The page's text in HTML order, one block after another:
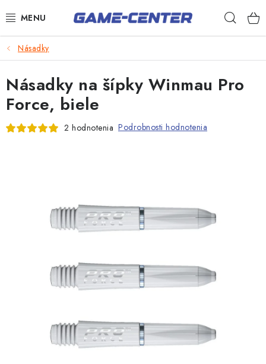
na
Šípky
Poker
Stolný futbal
Násadky
Násadky na šípky Winmau Pro
Force, biele
2 hodnotenia Podrobnosti hodnotenia